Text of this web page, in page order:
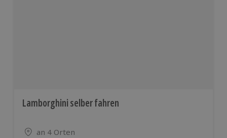
Lamborghini selber fahren
Standort
an 4 Orten